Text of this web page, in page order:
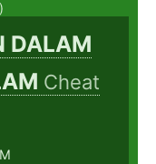
DALAM
Cheat